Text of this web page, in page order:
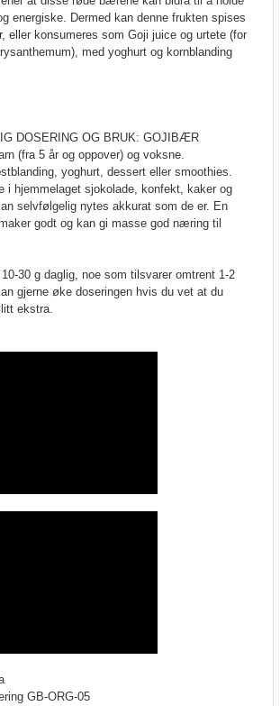
energiske. Dermed kan denne frukten spises
eller konsumeres som Goji juice og urtete (for
med yoghurt og kornblanding
DOSERING OG BRUK: GOJIBÆR
(fra 5 år og oppover) og voksne.
yoghurt, dessert eller smoothies.
i hjemmelaget sjokolade, konfekt, kaker og
selvfølgelig nytes akkurat som de er. En
godt og kan gi masse god næring til
30 g daglig, noe som tilsvarer omtrent 1-2
gjerne øke doseringen hvis du vet at du
ekstra.
GB-ORG-05